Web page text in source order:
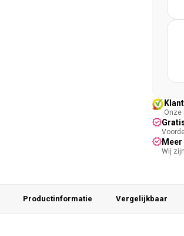
Onze
Meer
Wij
Productinformatie Vergelijkbaar